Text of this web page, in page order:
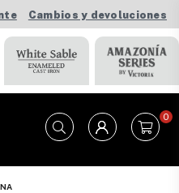
Cambios y devoluciones
0